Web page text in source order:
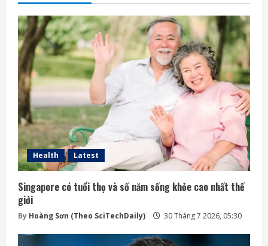
Health Latest
Singapore có tuổi thọ và số năm sống khỏe cao nhất thế
giới
By Hoàng Sơn (Theo SciTechDaily) 30 Tháng 7 2026, 05:30